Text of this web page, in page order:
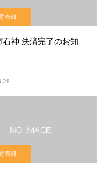
売却
石神 決済完了のお知
売却